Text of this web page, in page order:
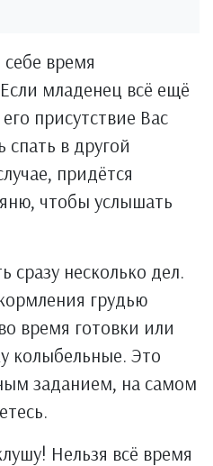
время
младенец всё ещё
присутствие Вас
спать в другой
придётся
чтобы услышать
сразу несколько дел.
грудью
время готовки или
колыбельные. Это
заданием, на самом
Нельзя всё время